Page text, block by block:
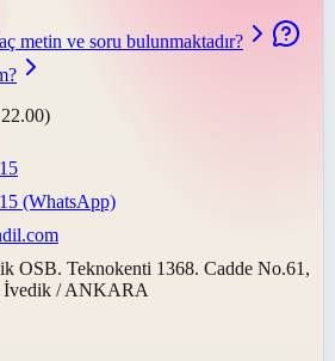
metin ve soru bulunmaktadır?
(WhatsApp)
OSB. Teknokenti 1368. Cadde No.61,
İvedik / ANKARA